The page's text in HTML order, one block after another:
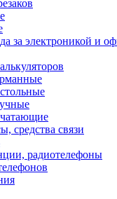
за электроникой и
средства связи
радиотелефоны